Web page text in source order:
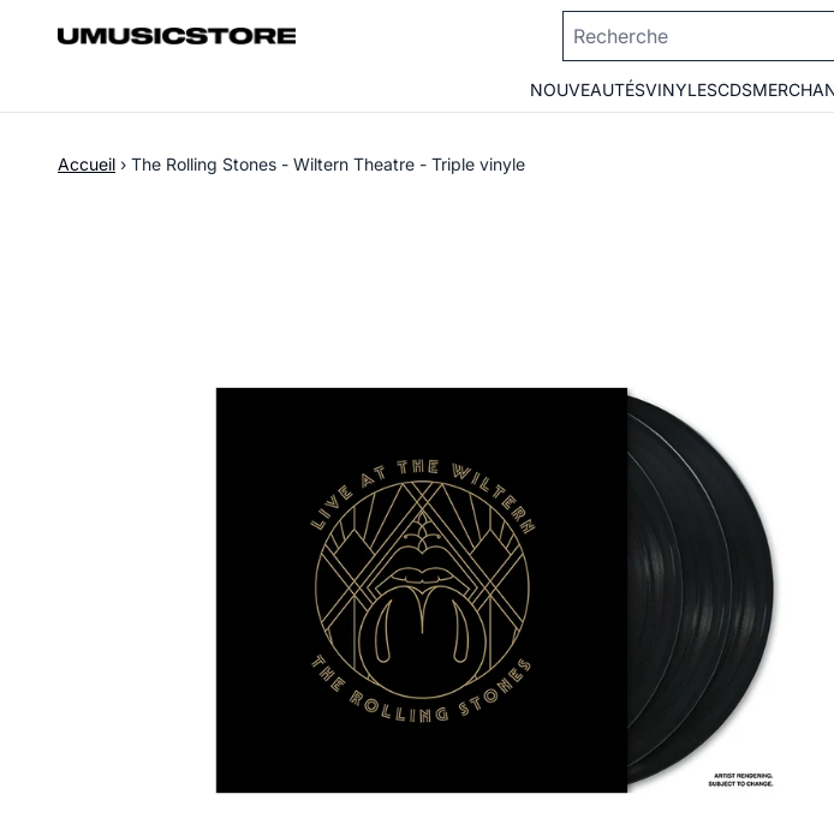
NOUVEAUTÉSVINYLESCDS
Accueil › The Rolling Stones - Wiltern Theatre - Triple vinyle